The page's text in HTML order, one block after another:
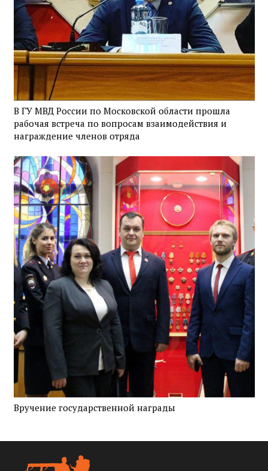
В ГУ МВД России по Московской области прошла
рабочая встреча по вопросам взаимодействия и
награждение членов отряда
Вручение государственной награды